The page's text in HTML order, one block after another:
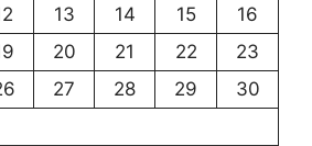
13 14 15
16
20 21 22
23
27 28 29
30